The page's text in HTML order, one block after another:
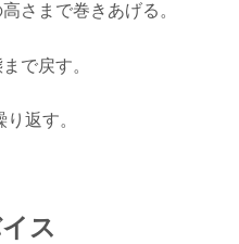
さまで巻きあげる。
で戻す。
返す。
ス